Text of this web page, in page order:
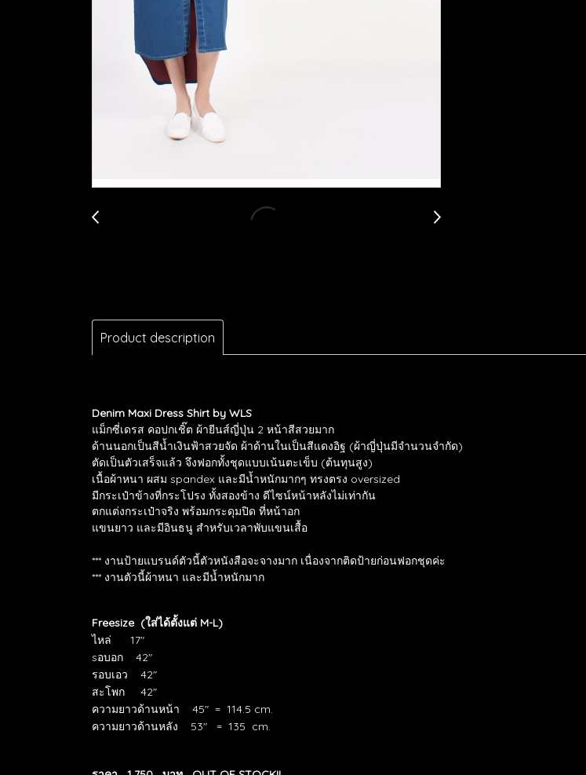
Product description
Denim Maxi Dress Shirt by WLS
แม็กซี่เดรส คอปกเชิ๊ต ผ้ายีนส์ญี่ปุ่น 2 หน้าสีสวยมาก
ด้านนอกเป็นสีน้ำเงินฟ้าสวยจัด ผ้าด้านในเป็นสีแดงอิฐ (ผ้าญี่ปุ่นมีจำนวนจำกัด)
ตัดเป็นตัวเสร็จแล้ว จึงฟอกทั้งชุดแบบเน้นตะเข็บ (ต้นทุนสูง)
เนื้อผ้าหนา ผสม spandex และมีน้ำหนักมากๆ ทรงตรง oversized
มีกระเป๋าข้างที่กระโปรง ทั้งสองข้าง ดีไซน์หน้าหลังไม่เท่ากัน
ตกแต่งกระเป๋าจริง พร้อมกระดุมปิด ที่หน้าอก
แขนยาว และมีอินธนู สำหรับเวลาพับแขนเสื้อ
*** งานป้ายแบรนด์ตัวนี้ตัวหนังสือจะจางมาก เนื่องจากติดป้ายก่อนฟอกชุดค่ะ
*** งานตัวนี้ผ้าหนา และมีน้ำหนักมาก
Freesize (ใส่ได้ตั้งแต่ M-L)
ไหล่ 17"
sอบอก 42"
รอบเอว 42"
สะโพก 42"
ความยาวด้านหน้า 45" = 114.5 cm.
ความยาวด้านหลัง 53" = 135 cm.